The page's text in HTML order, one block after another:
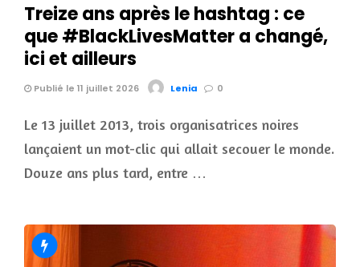
Treize ans après le hashtag : ce
que #BlackLivesMatter a changé,
ici et ailleurs
Publié le 11 juillet 2026 Lenia 0
Le 13 juillet 2013, trois organisatrices noires
lançaient un mot-clic qui allait secouer le monde.
Douze ans plus tard, entre …